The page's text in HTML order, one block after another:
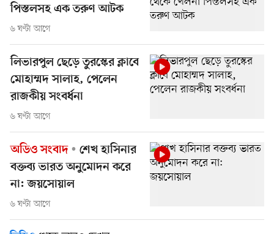
পিস্তলসহ এক তরুণ আটক
৬ ঘণ্টা আগে
লিভারপুল ছেড়ে তুরস্কের ক্লাবে
মোহাম্মদ সালাহ, পেলেন
রাজকীয় সংবর্ধনা
৬ ঘণ্টা আগে
অডিও সংবাদ
শেখ হাসিনার
বক্তব্য ভারত অনুমোদন করে
না: জয়সোয়াল
৬ ঘণ্টা আগে